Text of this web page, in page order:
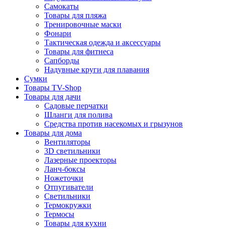
Самокаты
Товары для пляжа
Тренировочные маски
Фонари
Тактическая одежда и аксессуары
Товары для фитнеса
Сапборды
Надувные круги для плавания
Сумки
Товары TV-Shop
Товары для дачи
Садовые перчатки
Шланги для полива
Средства против насекомых и грызунов
Товары для дома
Вентиляторы
3D светильники
Лазерные проекторы
Ланч-боксы
Ножеточки
Отпугиватели
Светильники
Термокружки
Термосы
Товары для кухни